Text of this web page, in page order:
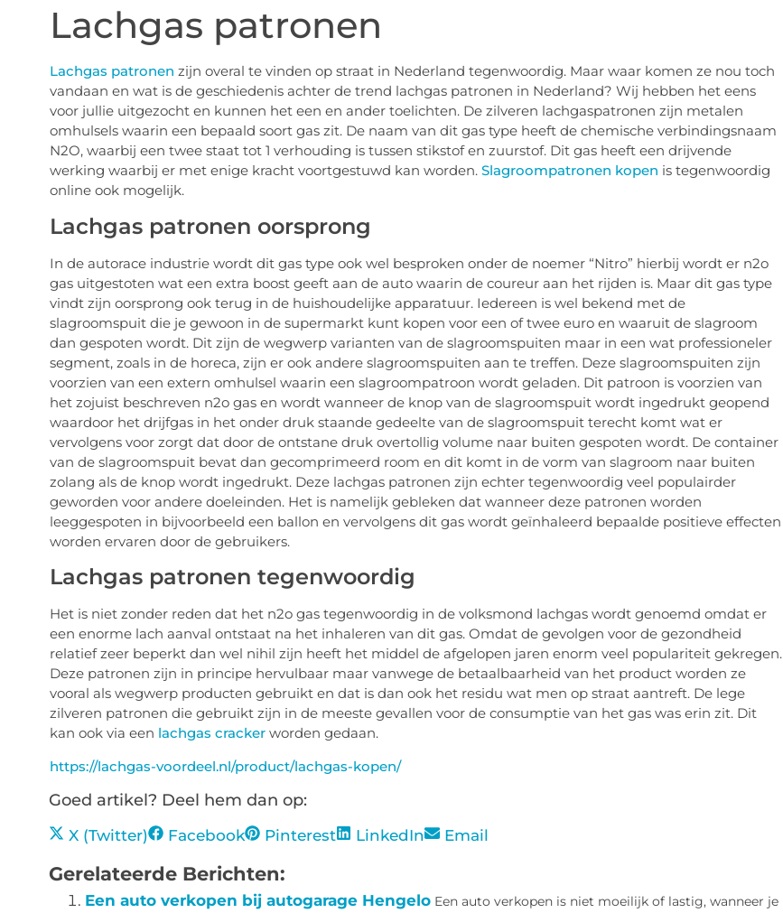
Lachgas patronen
Lachgas patronen zijn overal te vinden op straat in Nederland tegenwoordig. Maar waar komen ze nou toch
vandaan en wat is de geschiedenis achter de trend lachgas patronen in Nederland? Wij hebben het eens
voor jullie uitgezocht en kunnen het een en ander toelichten. De zilveren lachgaspatronen zijn metalen
omhulsels waarin een bepaald soort gas zit. De naam van dit gas type heeft de chemische verbindingsnaam
N2O, waarbij een twee staat tot 1 verhouding is tussen stikstof en zuurstof. Dit gas heeft een drijvende
werking waarbij er met enige kracht voortgestuwd kan worden. Slagroompatronen kopen is tegenwoordig
online ook mogelijk.
Lachgas patronen oorsprong
In de autorace industrie wordt dit gas type ook wel besproken onder de noemer “Nitro” hierbij wordt er n2o
gas uitgestoten wat een extra boost geeft aan de auto waarin de coureur aan het rijden is. Maar dit gas type
vindt zijn oorsprong ook terug in de huishoudelijke apparatuur. Iedereen is wel bekend met de
slagroomspuit die je gewoon in de supermarkt kunt kopen voor een of twee euro en waaruit de slagroom
dan gespoten wordt. Dit zijn de wegwerp varianten van de slagroomspuiten maar in een wat professioneler
segment, zoals in de horeca, zijn er ook andere slagroomspuiten aan te treffen. Deze slagroomspuiten zijn
voorzien van een extern omhulsel waarin een slagroompatroon wordt geladen. Dit patroon is voorzien van
het zojuist beschreven n2o gas en wordt wanneer de knop van de slagroomspuit wordt ingedrukt geopend
waardoor het drijfgas in het onder druk staande gedeelte van de slagroomspuit terecht komt wat er
vervolgens voor zorgt dat door de ontstane druk overtollig volume naar buiten gespoten wordt. De container
van de slagroomspuit bevat dan gecomprimeerd room en dit komt in de vorm van slagroom naar buiten
zolang als de knop wordt ingedrukt. Deze lachgas patronen zijn echter tegenwoordig veel populairder
geworden voor andere doeleinden. Het is namelijk gebleken dat wanneer deze patronen worden
leeggespoten in bijvoorbeeld een ballon en vervolgens dit gas wordt geïnhaleerd bepaalde positieve effecten
worden ervaren door de gebruikers.
Lachgas patronen tegenwoordig
Het is niet zonder reden dat het n2o gas tegenwoordig in de volksmond lachgas wordt genoemd omdat er
een enorme lach aanval ontstaat na het inhaleren van dit gas. Omdat de gevolgen voor de gezondheid
relatief zeer beperkt dan wel nihil zijn heeft het middel de afgelopen jaren enorm veel populariteit gekregen.
Deze patronen zijn in principe hervulbaar maar vanwege de betaalbaarheid van het product worden ze
vooral als wegwerp producten gebruikt en dat is dan ook het residu wat men op straat aantreft. De lege
zilveren patronen die gebruikt zijn in de meeste gevallen voor de consumptie van het gas was erin zit. Dit
kan ook via een lachgas crackerworden gedaan.
https://lachgas-voordeel.nl/product/lachgas-kopen/
Goed artikel? Deel hem dan op:
X (Twitter) Facebook Pinterest LinkedIn Email
Gerelateerde Berichten:
Een auto verkopen bij autogarage Hengelo Een auto verkopen is niet moeilijk of lastig, wanneer je